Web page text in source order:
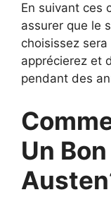
En suivant ces
assurer que le
choisissez
apprécierez et
pendant des
Un